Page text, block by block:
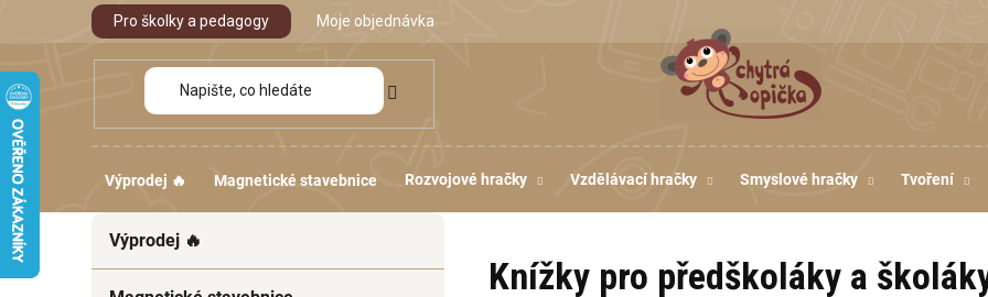
Pro školky a pedagogy Moje objednávka
Výprodej 🔥 Magnetické stavebnice Rozvojové hračky Vzdělávací hračky Smyslové hračky Tvoření
kategorie
t
Výprodej 🔥
Knížky pro předškoláky a